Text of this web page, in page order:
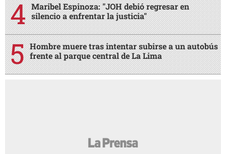
Maribel Espinoza: "JOH debió regresar en
silencio a enfrentar la justicia"
Hombre muere tras intentar subirse a un autobús
frente al parque central de La Lima